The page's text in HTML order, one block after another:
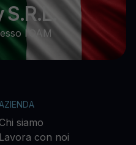
S.R.L.
l’OAM
siamo
Lavora con noi